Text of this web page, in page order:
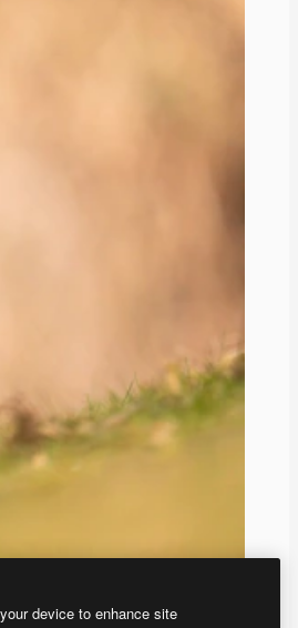
device to enhance site